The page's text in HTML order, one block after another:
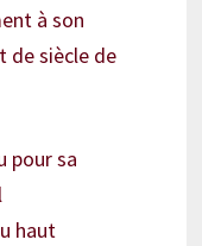
à son
de siècle de
pour sa
haut